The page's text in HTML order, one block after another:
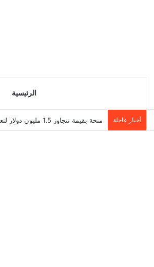
الرئيسية
أخبار عاجلة منحة بقيمة تتجاوز 1.5 مليون دولار لتعزيز الدبلوماسية التجارية في تونس!